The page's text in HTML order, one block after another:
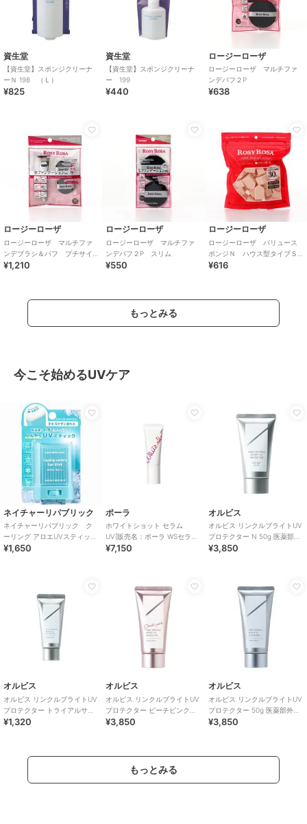
資生堂
【資生堂】スポンジクリーナ
ーＮ 198 （Ｌ）
¥825
資生堂
【資生堂】スポンジクリーナ
ー 199
¥440
ロージーローザ
ロージーローザ マルチファ
ンデパフ２P
¥638
ロージーローザ
ロージーローザ マルチファ
ンデブラシ＆パフ プチサイ
ズ
¥1,210
ロージーローザ
ロージーローザ マルチファ
ンデパフ２P スリム
¥550
ロージーローザ
ロージーローザ バリュース
ポンジＮ ハウス型タイプＳ
３０Ｐ
¥616
もっとみる
今こそ始めるUVケア
ネイチャーリパブリック
ネイチャーリパブリック ク
ーリング アロエUVスティック
(数量限定)（韓国コスメ）
¥1,650
ポーラ
ホワイトショット セラム
UV[販売名：ポーラ WSセラム
UV][医薬部外品]
¥7,150
オルビス
オルビス リンクルブライトUV
プロテクター N 50g 医薬部外
品（顔用日焼け止め）
¥3,850
オルビス
オルビス リンクルブライトUV
プロテクター トライアルサイ
ズ 15g 医薬部外品 （顔用日焼
¥1,320
オルビス
オルビス リンクルブライトUV
プロテクター ピーチピンク
50g 医薬部外品 （顔用日焼け
¥3,850
オルビス
オルビス リンクルブライトUV
プロテクター 50g 医薬部外品
（顔用日焼け止め）
¥3,850
もっとみる